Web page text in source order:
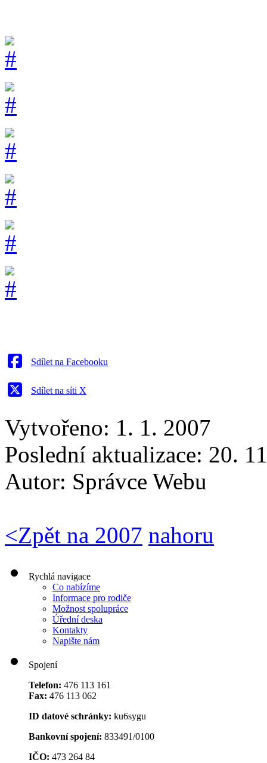
Sdílet na Facebooku
Sdílet na síti X
Vytvořeno: 1. 1. 2007
Poslední aktualizace: 20.
Autor: Správce Webu
<Zpět na 2007 nahoru
Rychlá navigace
Co nabízíme
Informace pro rodiče
Možnost spolupráce
Úřední deska
Kontakty
Napište nám
Spojení
Telefon: 476 113 161
Fax: 476 113 062
ID datové schránky: ku6sygu
Bankovní spojení: 833491/0100
IČO: 473 264 84